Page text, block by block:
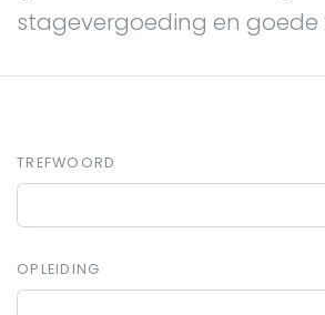
stagevergoeding en goede
TREFWOORD
OPLEIDING